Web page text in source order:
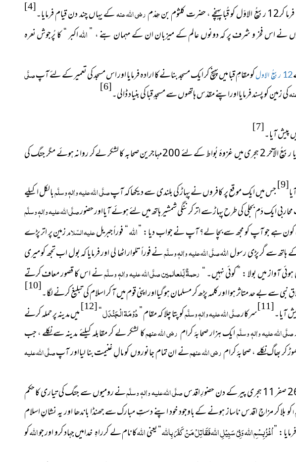
کلثوم بن ھِدْم رضی اللہ عنہکے یہاں چند دن قیام فرمایا۔[4]
نے اس فخر و شرف پر کہ دونوں عالم کے میزبان ان کے مہمان بنے ، ”اللہاکبر “ کا پُرجوش نعرہ
12 ربیعُ الاول کو مقامِ قبا میں پہنچ کر ایک مسجد بنانے کا ارادہ فرمایا اور اس مسجد کی تعمیر کے لئے آپصلَّی
کی زمین کو پسند فرمایااوراپنے مقدّس ہاتھوں سے مسجدِ قبا کی بنیاد ڈالی۔[6]
[7]
ربیعُ الاول یا ربیعُ الآخر 2 ہجری میں غزوۂ بُواط کے لئے 200مہاجرین صحابہ کا لشکر لےکر روانہ ہوئے مگر جنگ کی
[9]جس میں ایک موقع پر کافروں نے پہاڑ کی بلندی سے دیکھا کہ آپصلَّی اللہ علیہ واٰلہٖ وسلَّمبالکل اکیلے
ایک دَم بجلی کی طرح پہاڑ سے اتر کر ننگی شمشیر ہاتھ میں لئے ہوئے آیااور حضورصلَّی اللہ علیہ واٰلہٖ وسلَّم
کون ہے جو آپ کو مجھ سے بچا لے؟ آپ نے جواب دیا : ”اللہ“ فوراً جبریلعلیہ السّلامزمین پر اتر پڑے
کے ہاتھ سے گر پڑی رسولاللہصلَّی اللہ علیہ واٰلہٖ وسلَّمنے فوراً تلوار اٹھا لی اور فرمایا کہ بول اب تجھ کو میری
آواز میں بولا : ” کوئی نہیں۔ “رحمةٌلِّلعالمینصلَّی اللہ علیہ واٰلہٖ وسلَّمنے اس کا قصور معاف کرتے
نبیسے بے حد متاثر ہوا اور کلمہ پڑھ کر مسلمان ہو گیااور اپنی قوم میں آ کر اسلام کی تبلیغ کرنے لگا۔[10]
[11]سرکارصلَّی اللہ علیہ واٰلہٖ وسلَّمکو پتا چلا کہ مقام ”دُوْمَۃ الْجَنْدَل“
[12]میں مدینہ پر حملہ کرنے
صلَّی اللہ علیہ واٰلہٖ وسلَّمایک ہزار صحابۂ کرام رضی اللہ عنہمکا لشکر لے کر مقابلہ کیلئے مدینہ سے نکلے ، جب
کر بھاگ نکلے ، صحابۂ کرامرضی اللہ عنہمنے ان تمام جانوروں کو مالِ غنیمت بنا لیااور آپصلَّی اللہ علیہ
صلَّی اللہ علیہ واٰلہٖ وسلَّمنے رومیوں سے جنگ کی تیاری کا حکم
اکو بلا کر مزاجِ اقدس ناساز ہونے کے باوجود خود اپنے دستِ مبارک سے جھنڈا باندھا اور یہ نشانِ اسلام
: ”اُغْزُ بِسْمِ اﷲ وَفِیْ سَبِیْلِ اللہ فَقَاتِلْ مَنْ کَفَرَ بِاللہ“یعنیاللہکا نام لے کرراہِ خدامیں جہاد کرو اور جواللہکو